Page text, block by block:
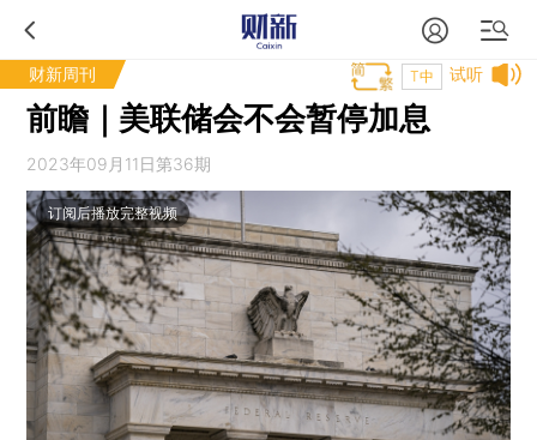
财新周刊 试听
T中
前瞻｜美联储会不会暂停加息
2023年09月11日第36期
订阅后播放完整视频